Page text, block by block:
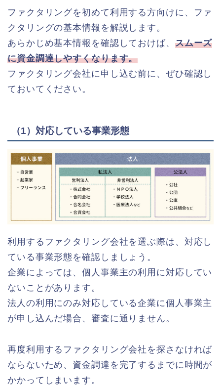
ファクタリングを初めて利用する方向けに、ファ
クタリングの基本情報を解説します。
あらかじめ基本情報を確認しておけば、 スムーズ
に資金調達しやすくなります。
ファクタリング会社に申し込む前に、ぜひ確認し
ておいてください。
（1）対応している事業形態
利用するファクタリング会社を選ぶ際は、対応し
ている事業形態を確認しましょう。
企業によっては、個人事業主の利用に対応してい
ないことがあります。
法人の利用にのみ対応している企業に個人事業主
が申し込んだ場合、審査に通りません。
再度利用するファクタリング会社を探さなければ
ならないため、資金調達を完了するまでに時間が
かかってしまいます。